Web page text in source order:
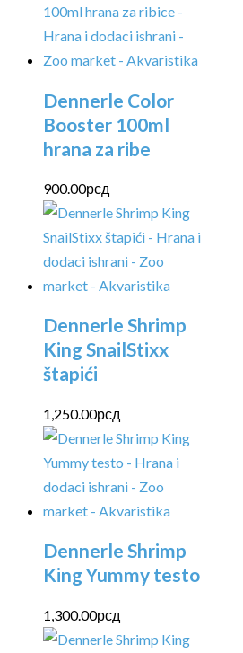
Dennerle Color
Booster 100ml
hrana za ribe
900.00рсд
Dennerle Shrimp
King SnailStixx
štapići
1,250.00рсд
Dennerle Shrimp
King Yummy testo
1,300.00рсд